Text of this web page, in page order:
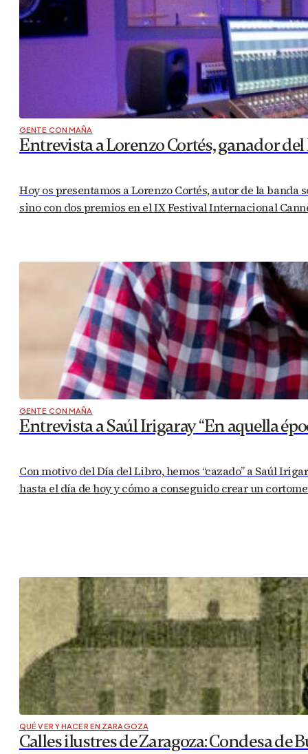
GENTE CON MAÑA
Entrevista a Lorenzo Cortés, ganador
Hoy os presentamos a Lorenzo Cortés, autor de la banda
sino con dos premios en el IX Festival Internacional
GENTE CON MAÑA
Entrevista a Saúl Irigaray “En aquella
Con motivo del Día del Libro, hemos “cazado” a Saúl
hasta el día de hoy y cómo a conseguido crear un
QUÉ VER Y HACER EN ZARAGOZA
Calles ilustres de Zaragoza: Condesa de